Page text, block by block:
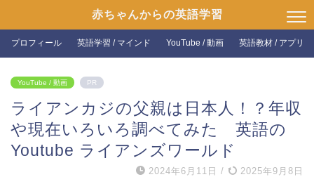
赤ちゃんからの英語学習
プロフィール 英語学習 / マインド YouTube / 動画 英語教材 / アプリ
YouTube / 動画 PR
ライアンカジの父親は日本人！？年収
や現在いろいろ調べてみた 英語の
Youtube ライアンズワールド
2024年6月11日 / 2025年9月8日